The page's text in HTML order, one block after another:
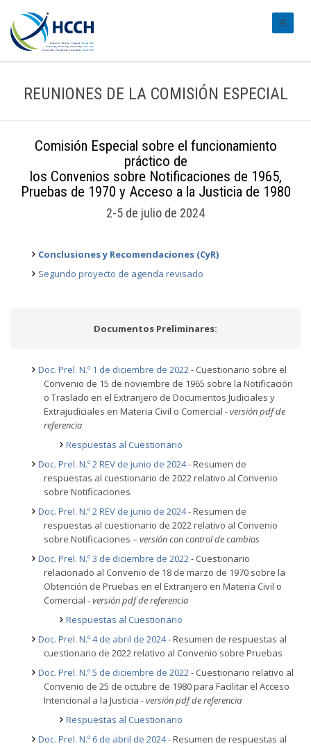
REUNIONES DE LA COMISIÓN ESPECIAL
Comisión Especial sobre el funcionamiento
práctico de
los Convenios sobre Notificaciones de 1965,
Pruebas de 1970 y Acceso a la Justicia de 1980
2-5 de julio de 2024
Conclusiones y Recomendaciones (CyR)
Segundo proyecto de agenda revisado
Documentos Preliminares:
Doc. Prel. N.º 1 de diciembre de 2022- Cuestionario sobre el
Convenio de 15 de noviembre de 1965 sobre la Notificación
o Traslado en el Extranjero de Documentos Judiciales y
Extrajudiciales en Materia Civil o Comercial - versión pdf de
referencia
Respuestas al Cuestionario
Doc. Prel. N.º 2 REV de junio de 2024- Resumen de
respuestas al cuestionario de 2022 relativo al Convenio
sobre Notificaciones
Doc. Prel. N.º 2 REV de junio de 2024- Resumen de
respuestas al cuestionario de 2022 relativo al Convenio
sobre Notificaciones – versión con control de cambios
Doc. Prel. N.º 3 de diciembre de 2022- Cuestionario
relacionado al Convenio de 18 de marzo de 1970 sobre la
Obtención de Pruebas en el Extranjero en Materia Civil o
Comercial - versión pdf de referencia
Respuestas al Cuestionario
Doc. Prel. N.º 4 de abril de 2024- Resumen de respuestas al
cuestionario de 2022 relativo al Convenio sobre Pruebas
Doc. Prel. N.º 5 de diciembre de 2022- Cuestionario relativo al
Convenio de 25 de octubre de 1980 para Facilitar el Acceso
Intencional a la Justicia - versión pdf de referencia
Respuestas al Cuestionario
Doc. Prel. N.º 6 de abril de 2024- Resumen de respuestas al